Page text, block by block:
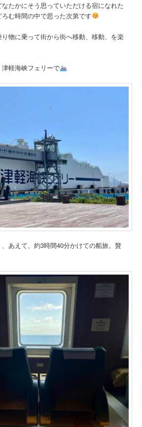
たかにそう思っていただける宿になれた
む時間の中で思った次第です
物に乗って街から街へ移動、移動、を楽
軽海峡フェリーで
あえて、約3時間40分かけての船旅。贅